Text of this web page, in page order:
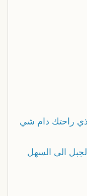
راحتك دام شي
الى السهل